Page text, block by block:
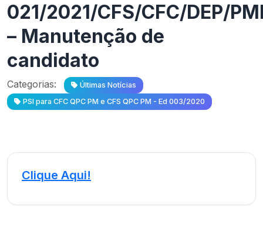
021/2021/CFS/CFC/DEP/
– Manutenção de
candidato
Categorias:
Últimas Notícias
PSI para CFC QPC PM e CFS QPC PM - Ed 003/2020
Clique Aqui!